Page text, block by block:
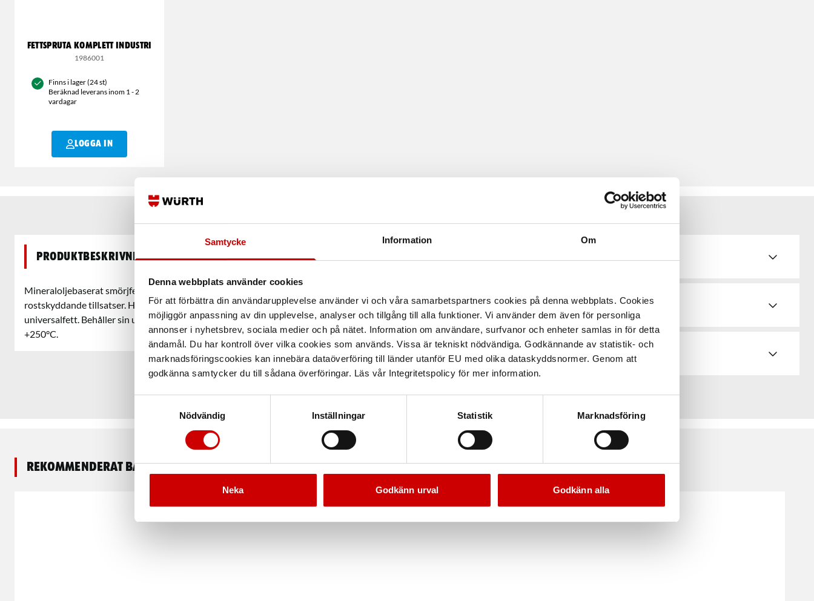
Samtycke Information Om
Denna webbplats använder cookies
För att förbättra din användarupplevelse använder vi och våra samarbetspartners cookies på denna webbplats. Cookies
möjliggör anpassning av din upplevelse, analyser och tillgång till alla funktioner. Vi använder dem även för personliga
annonser i nyhetsbrev, sociala medier och på nätet. Information om användare, surfvanor och enheter samlas in för detta
ändamål. Du har kontroll över vilka cookies som används. Vissa är tekniskt nödvändiga. Godkännande av statistik- och
marknadsföringscookies kan innebära dataöverföring till länder utanför EU med olika dataskyddsnormer. Genom att
godkänna samtycker du till sådana överföringar. Läs vår Integritetspolicy för mer information.
Nödvändig
Inställningar Statistik Marknadsföring
Neka Godkänn urval Godkänn alla
FETTSPRUTA KOMPLETT INDUSTRI
1986001
Finns i lager (24 st)
Beräknad leverans inom 1 - 2
vardagar
LOGGA IN
Produktbeskrivning
Mineraloljebaserat smörjfett med hög smörjförmåga innehållande EP-additiv och
rostskyddande tillsatser. Har mycket bättre tålighet mot höga temperaturer än vanliga
universalfett. Behåller sin ursprungliga konsistens även efter temperaturchocker uppåt
+250°C.
Egenskaper
Teknisk data
Rekommenderat baserat på vald produkt